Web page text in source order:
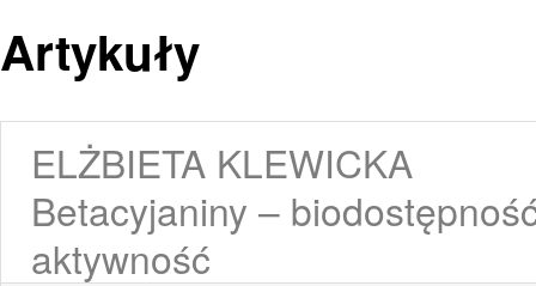
Artykuły
ELŻBIETA KLEWICKA
Betacyjaniny –
aktywność